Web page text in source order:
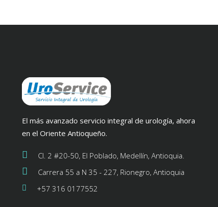
El más avanzado servicio integral de urología, ahora
en el Oriente Antioqueño.
Cl. 2 #20-50, El Poblado, Medellín, Antioquia.
Carrera 55 a N 35 - 227, Rionegro, Antioquia
+57 316 0177552